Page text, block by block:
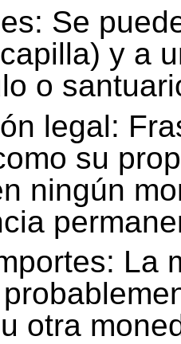
Se
y a
o
legal:
su
ningún
La
u otra